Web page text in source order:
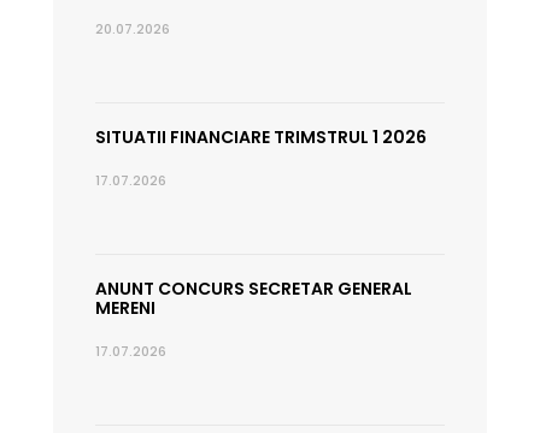
20.07.2026
SITUATII FINANCIARE TRIMSTRUL 1 2026
17.07.2026
ANUNT CONCURS SECRETAR GENERAL
MERENI
17.07.2026